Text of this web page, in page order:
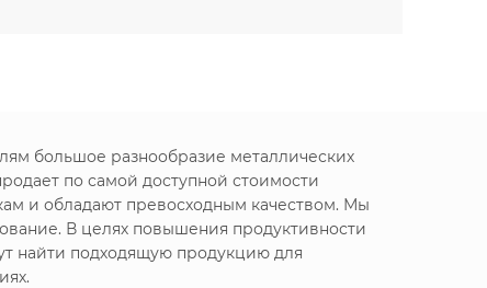
большое разнообразие металлических
по самой доступной стоимости
и обладают превосходным качеством. Мы
В целях повышения продуктивности
найти подходящую продукцию для